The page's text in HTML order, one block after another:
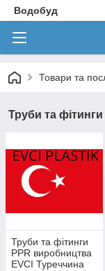
Водобуд
Товари та
Труби та фітинги
Труби та фітинги
PPR виробництва
EVCI Туреччина